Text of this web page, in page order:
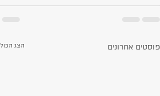
פוסטים אחרונים הצג הכול